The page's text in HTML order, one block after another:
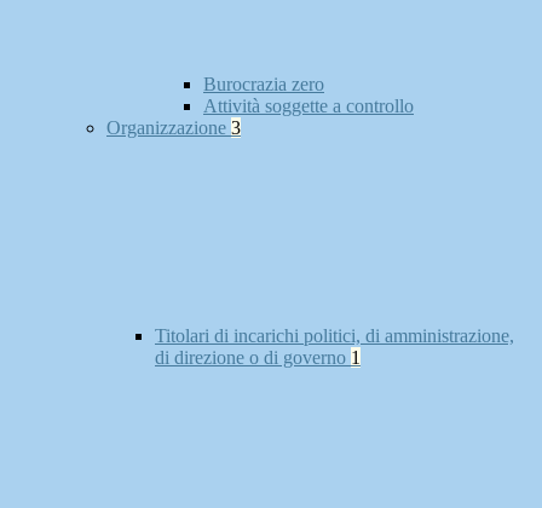
Burocrazia zero
Attività soggette a controllo
Organizzazione 3
Titolari di incarichi politici, di amministrazione,
di direzione o di governo 1